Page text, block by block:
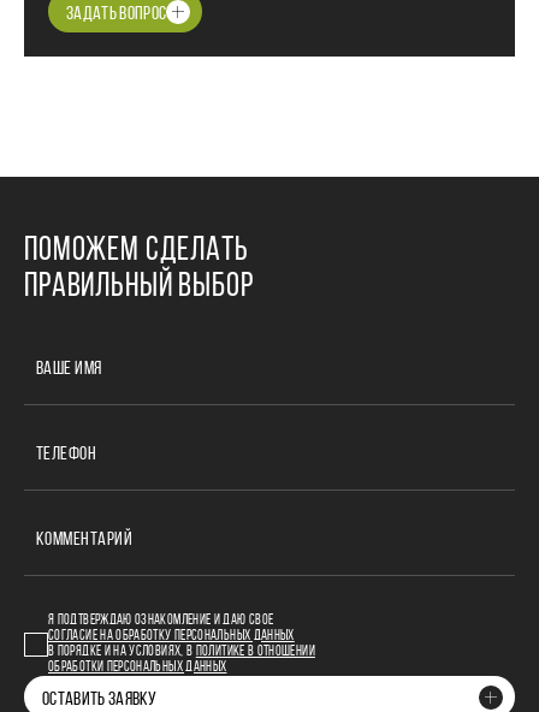
ЗАДАТЬ ВОПРОС
ПОМОЖЕМ СДЕЛАТЬ
ПРАВИЛЬНЫЙ ВЫБОР
ВАШЕ ИМЯ
ТЕЛЕФОН
КОММЕНТАРИЙ
Я ПОДТВЕРЖДАЮ ОЗНАКОМЛЕНИЕ И ДАЮ СВОЕ
СОГЛАСИЕ НА ОБРАБОТКУ ПЕРСОНАЛЬНЫХ ДАННЫХ
В ПОРЯДКЕ И НА УСЛОВИЯХ, В
ПОЛИТИКЕ В ОТНОШЕНИИ
ОБРАБОТКИ ПЕРСОНАЛЬНЫХ ДАННЫХ
ОСТАВИТЬ ЗАЯВКУ